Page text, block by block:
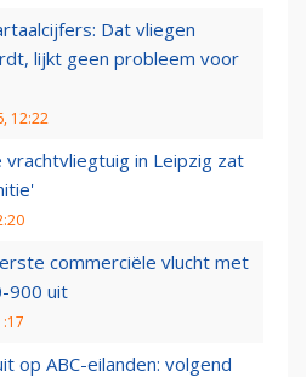
Dat vliegen
lijkt geen probleem voor
12:22
vrachtvliegtuig in Leipzig zat
commerciële vlucht met
900 uit
op ABC-eilanden: volgend